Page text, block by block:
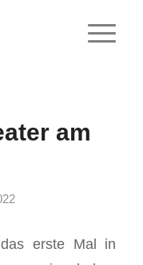
am
erste Mal in